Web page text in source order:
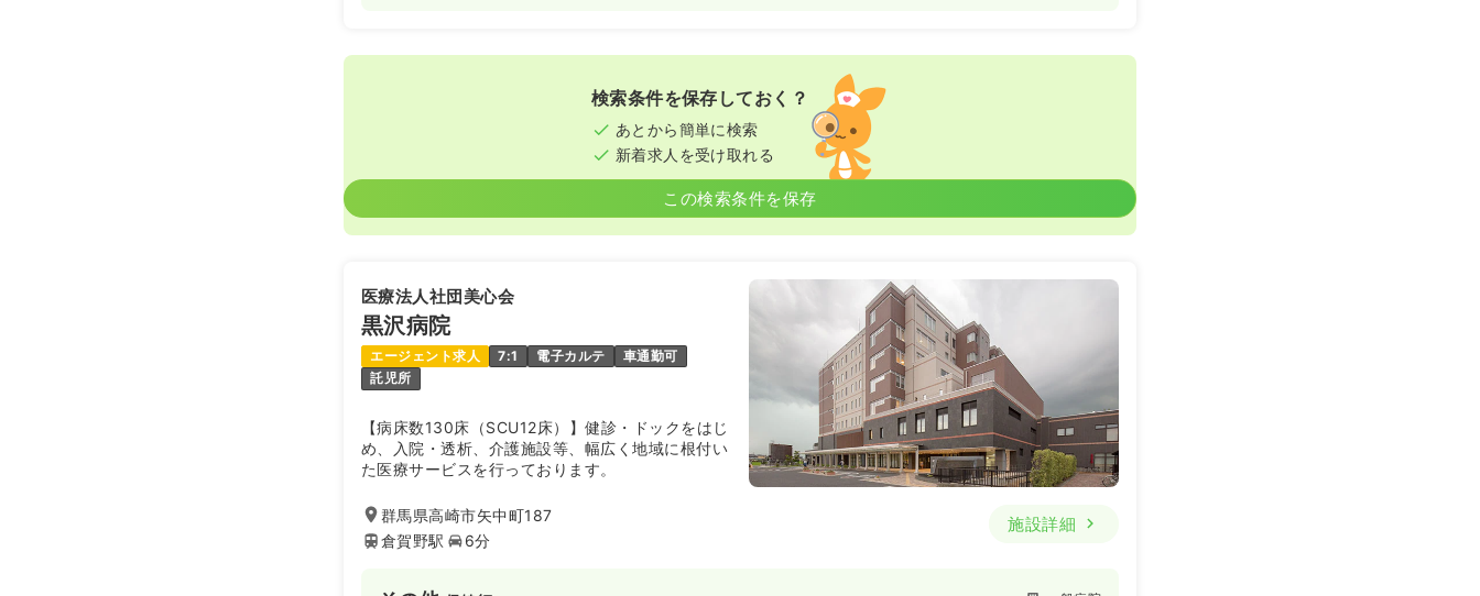
検索条件を保存しておく？
あとから簡単に検索
新着求人を受け取れる
この検索条件を保存
医療法人社団美心会
黒沢病院
エージェント求人 7:1 電子カルテ
車通勤可
託児所
【病床数130床（SCU12床）】健診・ドックをはじ
め、入院・透析、介護施設等、幅広く地域に根付い
た医療サービスを行っております。
群馬県高崎市矢中町187
倉賀野駅
6分
施設詳細